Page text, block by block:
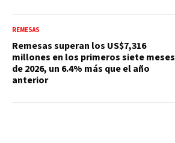
REMESAS
Remesas superan los US$7,316
millones en los primeros siete meses
de 2026, un 6.4% más que el año
anterior